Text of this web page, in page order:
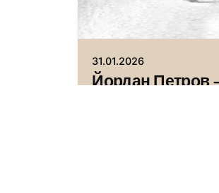
Исторически
31.01.2026
Йордан Петров